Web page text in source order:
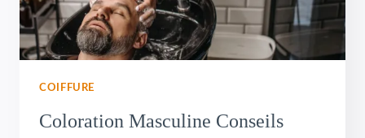
COIFFURE
Coloration Masculine Conseils